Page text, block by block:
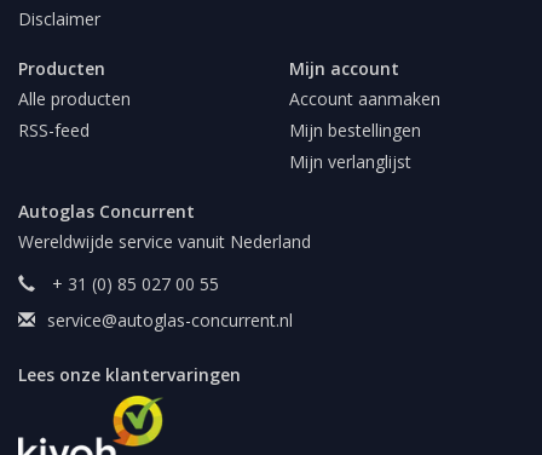
Disclaimer
Producten
Alle producten
RSS-feed
Mijn account
Account aanmaken
Mijn bestellingen
Mijn verlanglijst
Autoglas Concurrent
Wereldwijde service vanuit Nederland
+ 31 (0) 85 027 00 55
service@autoglas-concurrent.nl
Lees onze klantervaringen